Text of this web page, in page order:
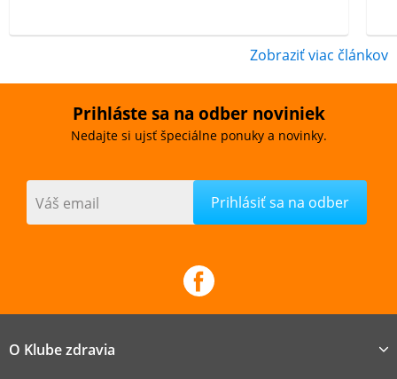
Zobraziť viac článkov
Prihláste sa na odber noviniek
Nedajte si ujsť špeciálne ponuky a novinky.
Váš email
O Klube zdravia